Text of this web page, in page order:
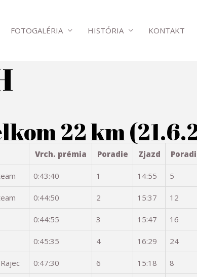
FOTOGALÉRIA HISTÓRIA KONTAKT
22 km
Vrch. prémia Poradie Zjazd
0:43:40 1 14:55 5
0:44:50 2 15:37 12
0:44:55 3 15:47 16
0:45:35 4 16:29 24
0:47:30 6 15:18 8